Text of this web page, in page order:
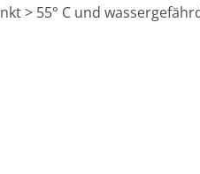
> 55° C und